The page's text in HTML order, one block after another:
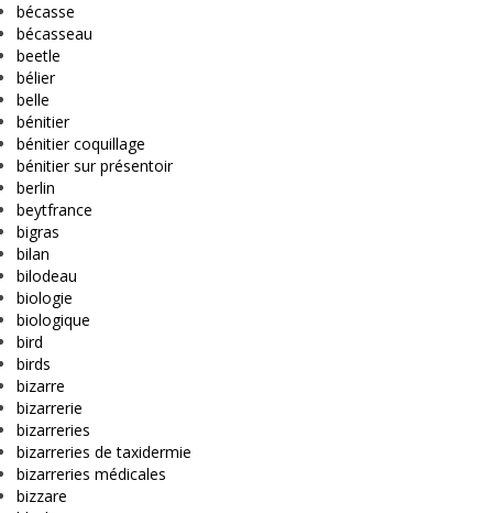
bécasse
bécasseau
beetle
bélier
belle
bénitier
bénitier coquillage
bénitier sur présentoir
berlin
beytfrance
bigras
bilan
bilodeau
biologie
biologique
bird
birds
bizarre
bizarrerie
bizarreries
bizarreries de taxidermie
bizarreries médicales
bizzare